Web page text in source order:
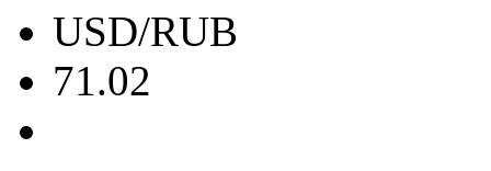
USD/RUB
71.02